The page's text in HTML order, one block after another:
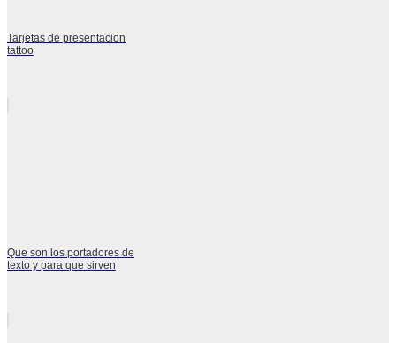
Tarjetas de presentacion
tattoo
Que son los portadores de
texto y para que sirven